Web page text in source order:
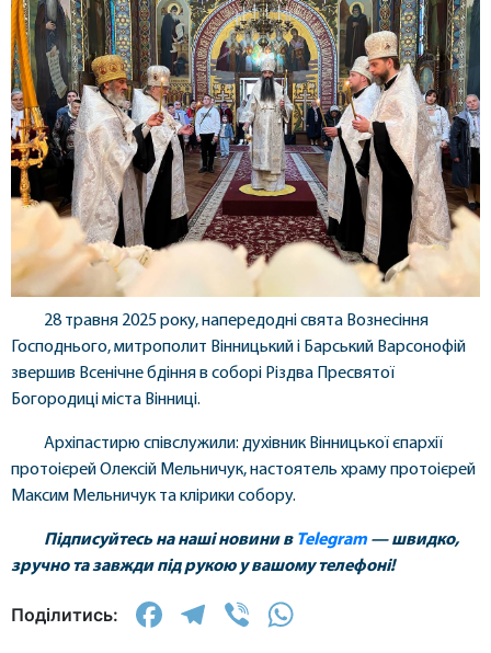
28 травня 2025 року, напередодні свята Вознесіння
Господнього, митрополит Вінницький і Барський Варсонофій
звершив Всенічне бдіння в соборі Різдва Пресвятої
Богородиці міста Вінниці.
Архіпастирю співслужили: духівник Вінницької єпархії
протоієрей Олексій Мельничук, настоятель храму протоієрей
Максим Мельничук та клірики собору.
Підписуйтесь на наші новини в Telegram — швидко,
зручно та завжди під рукою у вашому телефоні!
Поділитись: Facebook
Telegram
Viber